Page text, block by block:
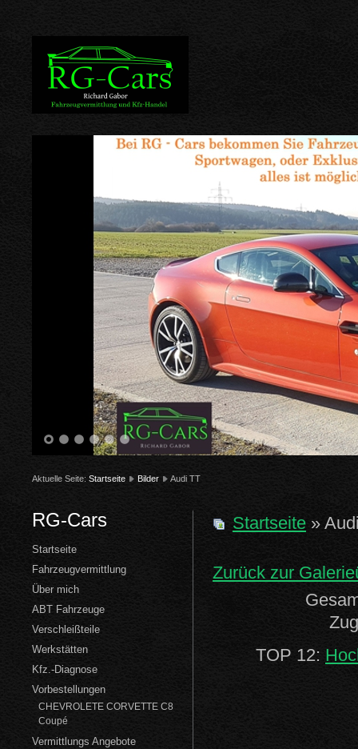
4 5 6
Aktuelle Seite: Startseite Bilder Audi TT
RG-Cars
Startseite
Fahrzeugvermittlung
Über mich
ABT Fahrzeuge
Verschleißteile
Werkstätten
Kfz.-Diagnose
Vorbestellungen
CHEVROLETE CORVETTE C8
Coupé
Vermittlungs Angebote
Startseite »
Zurück zur
TOP 12: